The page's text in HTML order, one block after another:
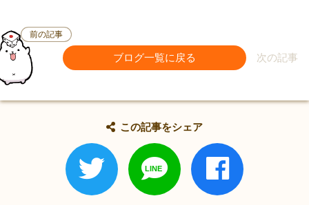
前の記事
ブログ一覧に戻る 次の記事
この記事をシェア